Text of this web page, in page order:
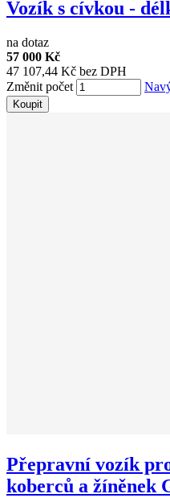
Vozík s cívkou -
na dotaz
57 000 Kč
47 107,44 Kč bez DPH
Změnit počet
Koupit
Přepravní vozík
koberců a žíněnek